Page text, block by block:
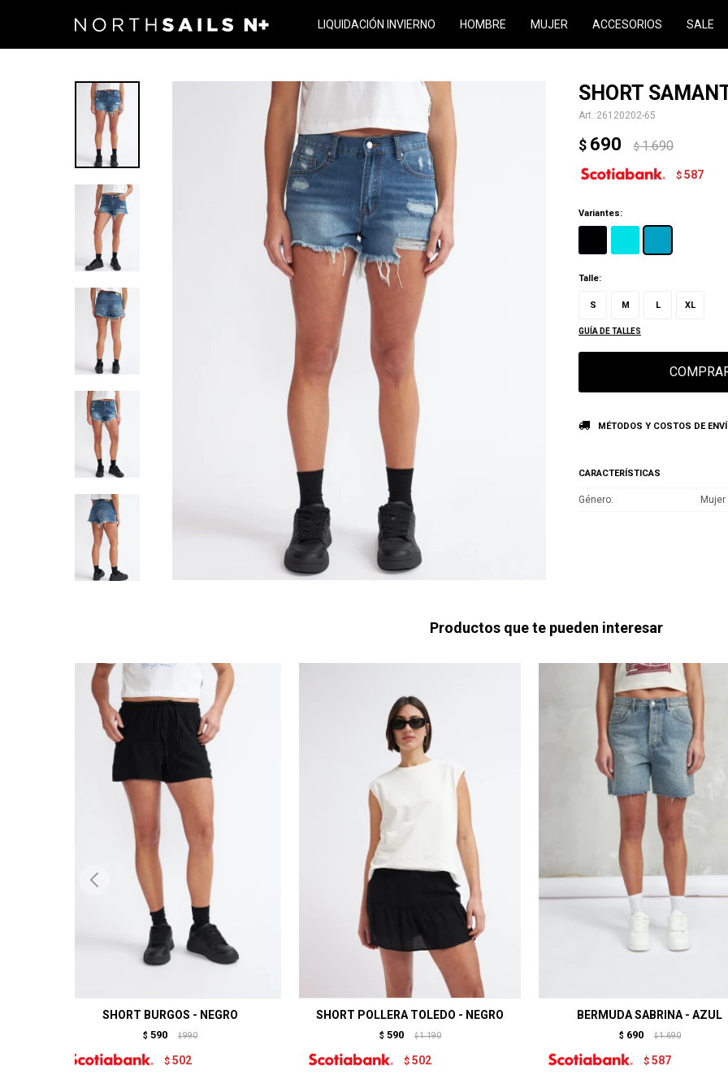
LIQUIDACIÓN INVIERNO HOMBRE MUJER ACCESORIOS SALE
SHORT
26120202-65
$ 690 $ 1.690
$ 587
Variantes:
Talle:
S M L XL
GUÍA DE TALLES
MÉTODOS Y COSTOS DE
CARACTERÍSTICAS
Género Mujer
Productos que te pueden interesar
SHORT BURGOS - NEGRO
$ 590 $ 990
$ 502
SHORT POLLERA TOLEDO - NEGRO
$ 590 $ 1.190
$ 502
BERMUDA SABRINA - AZUL
$ 690 $ 1.690
$ 587